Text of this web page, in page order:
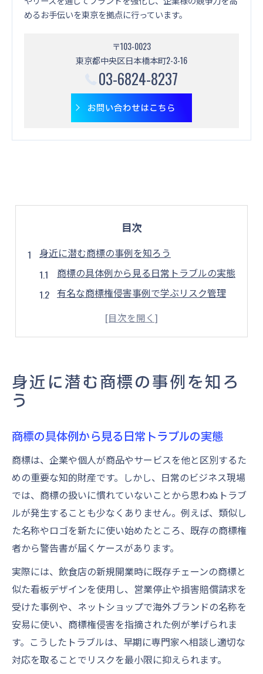
めるお手伝いを東京を拠点に行っています。
〒103-0023
東京都中央区日本橋本町2-3-16
03-6824-8237
お問い合わせはこちら
目次
身近に潜む商標の事例を知ろう
商標の具体例から見る日常トラブルの実態
有名な商標権侵害事例で学ぶリスク管理
商品名と商標の違いを事例で理解する
商標権侵害が与える影響と教訓
商標権侵害事例から知る損害と教訓
商標の具体的な被害事例と予防策
商標権侵害が企業に及ぼす損失の実態
商標の事例で見る訴訟とその教訓
商標と商品名の境界を考える視点
商標とは商品名とどう違うのか事例で解説
商標と商品名の境界が曖昧な事例に注目
登録商標と商品の名称が重なるケース
商標権侵害リスクを避ける名称の選び方
商品名と商標の線引きで気をつける点
周知商標の例から知的財産を守る
周知商標の例で見るブランド保護の重要性
有名な商標事例から学ぶ保護戦略
身近に潜む商標の事例を知ろ
う
商標の具体例から見る日常トラブルの実態
商標は、企業や個人が商品やサービスを他と区別するた
めの重要な知的財産です。しかし、日常のビジネス現場
では、商標の扱いに慣れていないことから思わぬトラブ
ルが発生することも少なくありません。例えば、類似し
た名称やロゴを新たに使い始めたところ、既存の商標権
者から警告書が届くケースがあります。
実際には、飲食店の新規開業時に既存チェーンの商標と
似た看板デザインを使用し、営業停止や損害賠償請求を
受けた事例や、ネットショップで海外ブランドの名称を
安易に使い、商標権侵害を指摘された例が挙げられま
す。こうしたトラブルは、早期に専門家へ相談し適切な
対応を取ることでリスクを最小限に抑えられます。